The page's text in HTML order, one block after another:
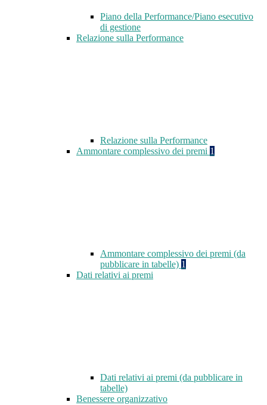
Piano della Performance/Piano esecutivo
di gestione
Relazione sulla Performance
Relazione sulla Performance
Ammontare complessivo dei premi 1
Ammontare complessivo dei premi (da
pubblicare in tabelle) 1
Dati relativi ai premi
Dati relativi ai premi (da pubblicare in
tabelle)
Benessere organizzativo